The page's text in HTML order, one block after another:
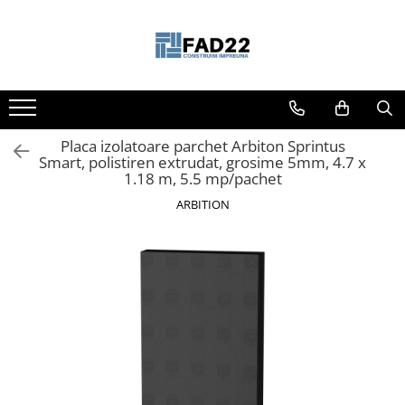
Materiale de constructii
Termoizolatii
Vata minerala
Polistiren
Placa izolatoare parchet Arbiton Sprintus
Smart, polistiren extrudat, grosime 5mm, 4.7 x
1.18 m, 5.5 mp/pachet
ARBITION